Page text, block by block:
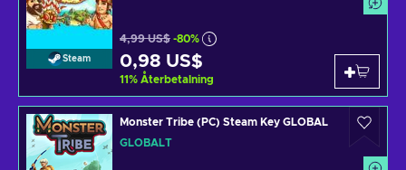
Steam
4,99 US$ -80%
0,98 US$
11% Återbetalning
Monster Tribe (PC) Steam Key GLOBAL
GLOBALT